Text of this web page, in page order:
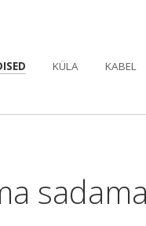
KÜLA KABEL